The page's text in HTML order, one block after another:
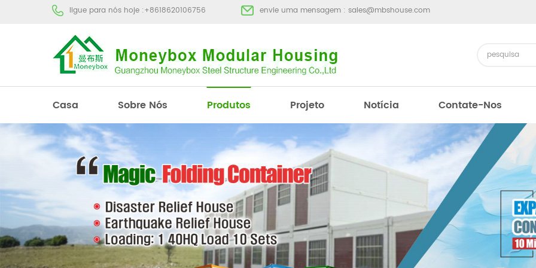
ligue para nós hoje :+8618620106756 envie uma mensagem : sales@mbshouse.com
Casa Sobre Nós Produtos Projeto Notícia Contate-Nos